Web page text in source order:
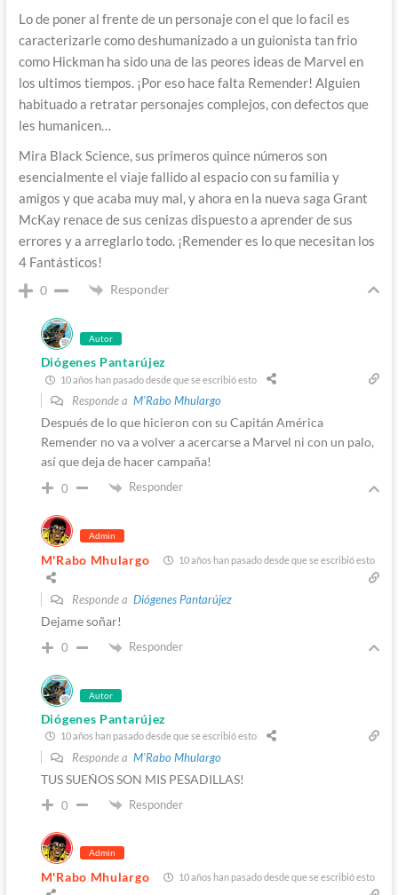
Lo de poner al frente de un personaje con el que lo facil es
caracterizarle como deshumanizado a un guionista tan frio
como Hickman ha sido una de las peores ideas de Marvel en
los ultimos tiempos. ¡Por eso hace falta Remender! Alguien
habituado a retratar personajes complejos, con defectos que
les humanicen…
Mira Black Science, sus primeros quince números son
esencialmente el viaje fallido al espacio con su familia y
amigos y que acaba muy mal, y ahora en la nueva saga Grant
McKay renace de sus cenizas dispuesto a aprender de sus
errores y a arreglarlo todo. ¡Remender es lo que necesitan los
4 Fantásticos!
0 Responder
Autor
Diógenes Pantarújez
10 años han pasado desde que se escribió esto
Responde a M'Rabo Mhulargo
Después de lo que hicieron con su Capitán América
Remender no va a volver a acercarse a Marvel ni con un palo,
así que deja de hacer campaña!
0 Responder
Admin
M'Rabo Mhulargo 10 años han pasado desde que se escribió esto
Responde a Diógenes Pantarújez
Dejame soñar!
0 Responder
Autor
Diógenes Pantarújez
10 años han pasado desde que se escribió esto
Responde a M'Rabo Mhulargo
TUS SUEÑOS SON MIS PESADILLAS!
0 Responder
Admin
M'Rabo Mhulargo 10 años han pasado desde que se escribió esto